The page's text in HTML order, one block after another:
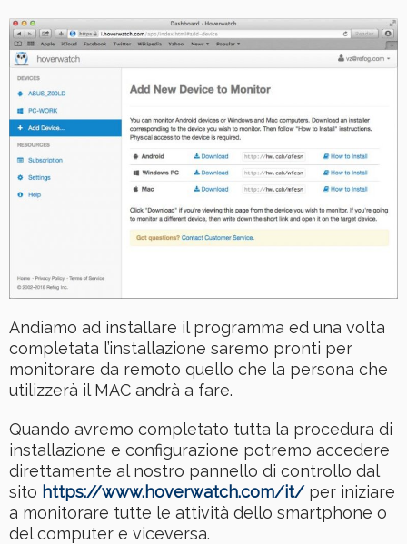
Andiamo ad installare il programma ed una volta
completata l’installazione saremo pronti per
monitorare da remoto quello che la persona che
utilizzerà il MAC andrà a fare.
Quando avremo completato tutta la procedura di
installazione e configurazione potremo accedere
direttamente al nostro pannello di controllo dal
sito https://www.hoverwatch.com/it/per iniziare
a monitorare tutte le attività dello smartphone o
del computer e viceversa.